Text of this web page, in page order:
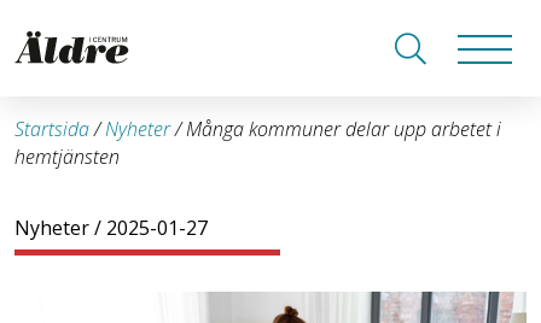
Startsida/Nyheter/Många kommuner delar upp arbetet i
hemtjänsten
Nyheter/ 2025-01-27